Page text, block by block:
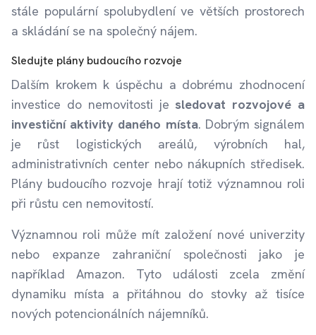
stále populární spolubydlení ve větších prostorech
a skládání se na společný nájem.
Sledujte plány budoucího rozvoje
Dalším krokem k úspěchu a dobrému zhodnocení
investice do nemovitosti je sledovat rozvojové a
investiční aktivity daného místa. Dobrým signálem
je růst logistických areálů, výrobních hal,
administrativních center nebo nákupních středisek.
Plány budoucího rozvoje hrají totiž významnou roli
při růstu cen nemovitostí.
Významnou roli může mít založení nové univerzity
nebo expanze zahraniční společnosti jako je
například Amazon. Tyto události zcela změní
dynamiku místa a přitáhnou do stovky až tisíce
nových potencionálních nájemníků.